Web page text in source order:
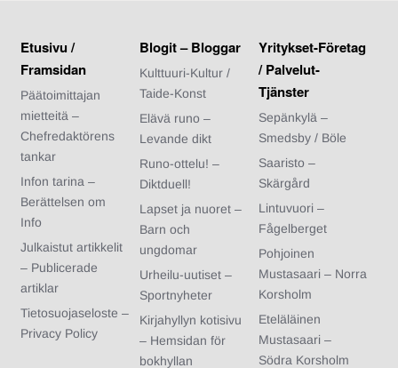
Etusivu /
Framsidan
Päätoimittajan
mietteitä –
Chefredaktörens
tankar
Infon tarina –
Berättelsen om
Info
Julkaistut artikkelit
– Publicerade
artiklar
Tietosuojaseloste –
Privacy Policy
Blogit – Bloggar
Kulttuuri-Kultur /
Taide-Konst
Elävä runo –
Levande dikt
Runo-ottelu! –
Diktduell!
Lapset ja nuoret –
Barn och
ungdomar
Urheilu-uutiset –
Sportnyheter
Kirjahyllyn kotisivu
– Hemsidan för
bokhyllan
Yritykset-Företag
/ Palvelut-
Tjänster
Sepänkylä –
Smedsby / Böle
Saaristo –
Skärgård
Lintuvuori –
Fågelberget
Pohjoinen
Mustasaari – Norra
Korsholm
Eteläläinen
Mustasaari –
Södra Korsholm